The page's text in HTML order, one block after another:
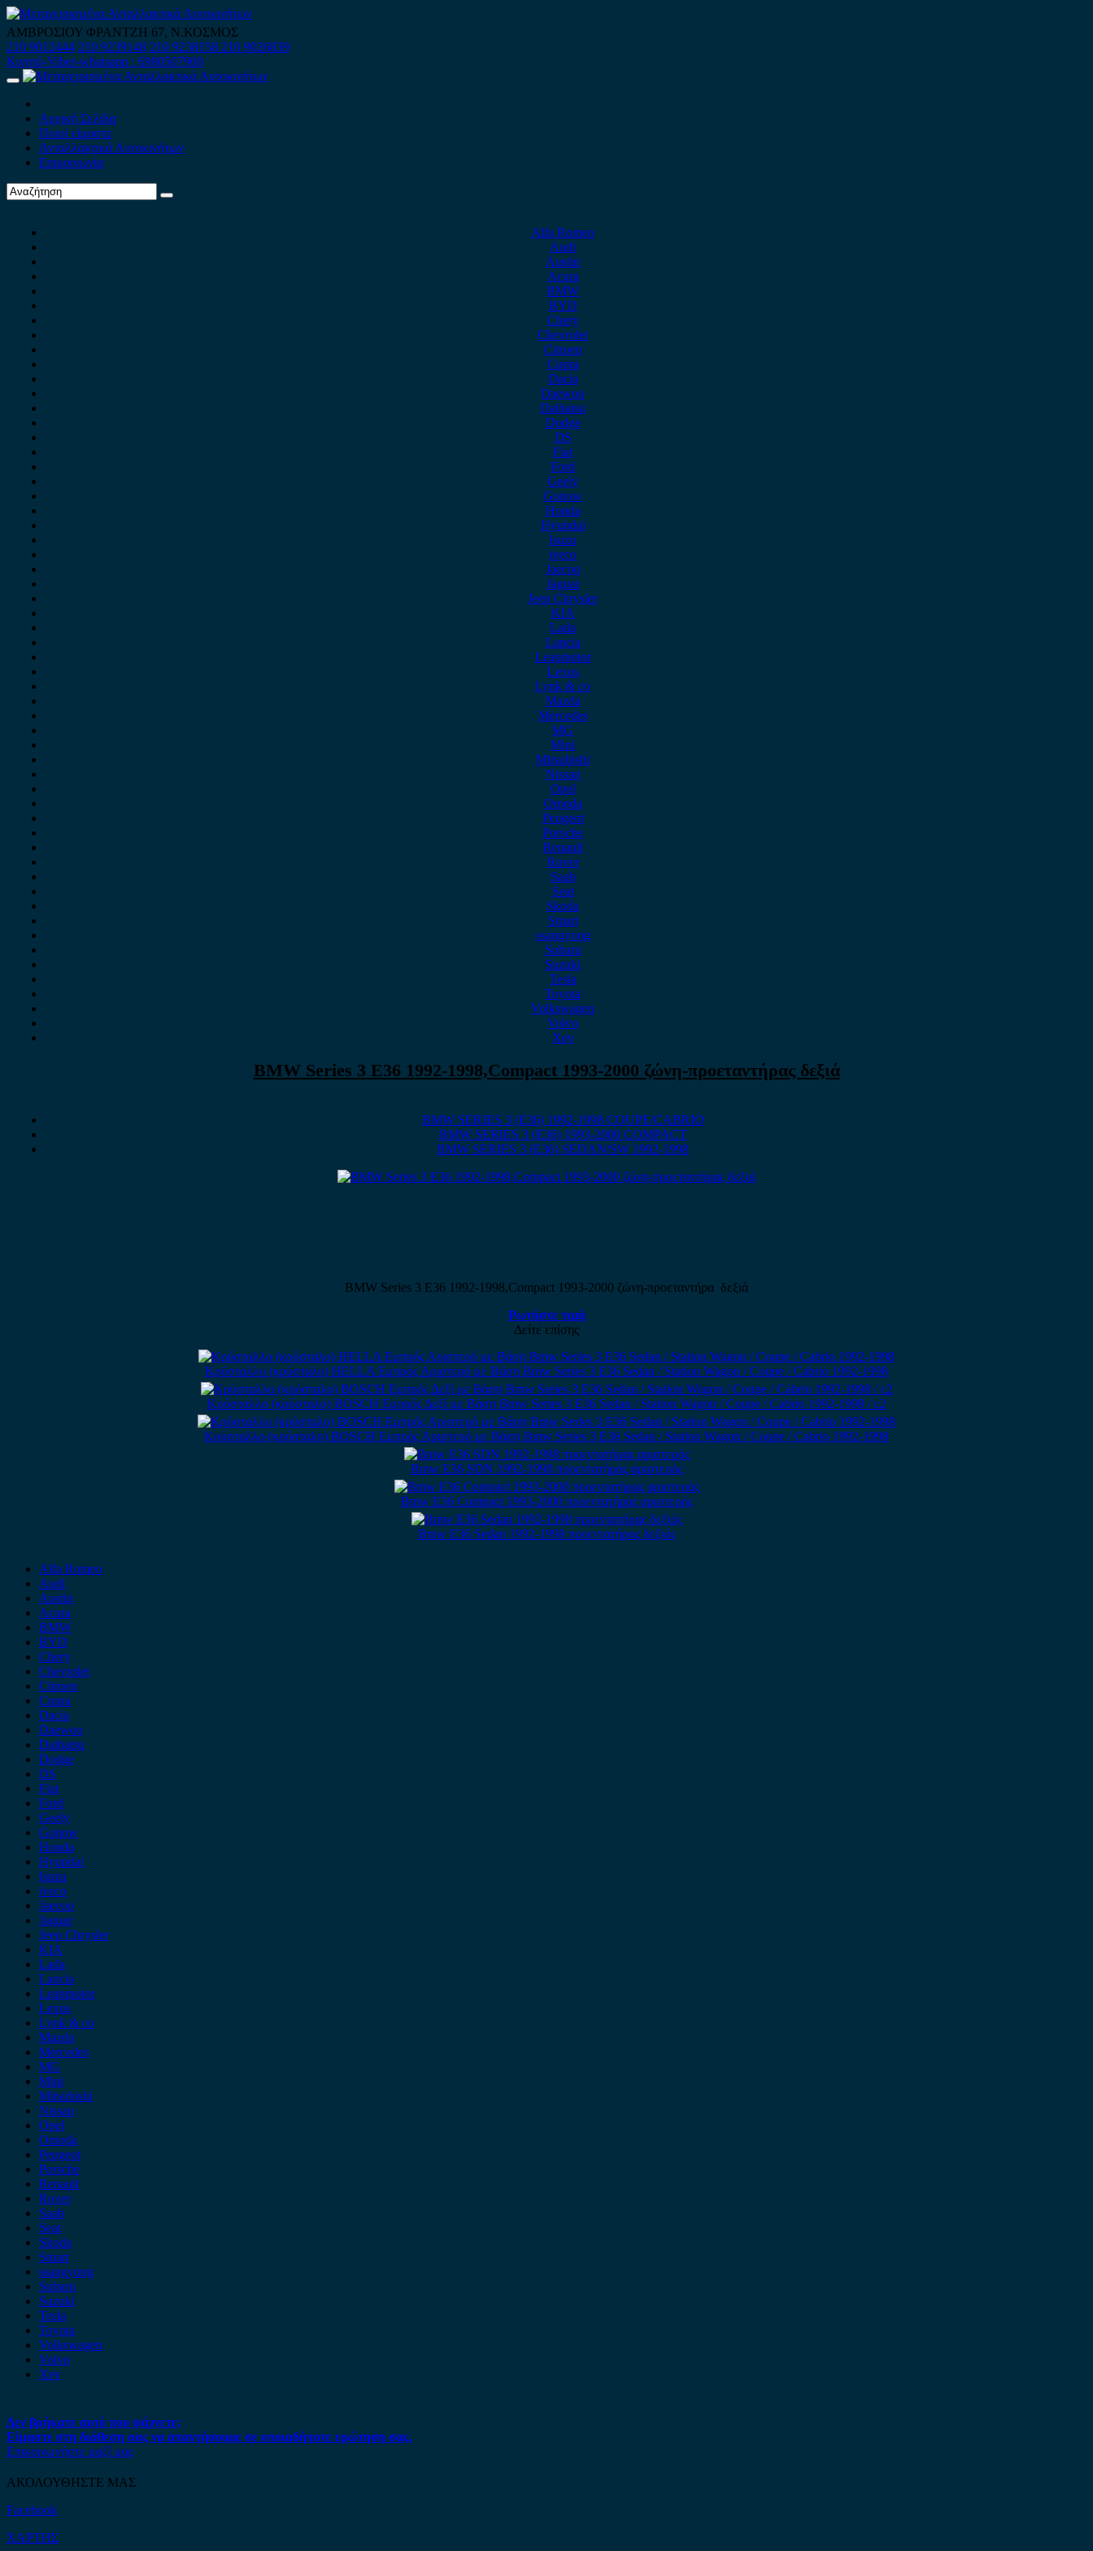
Skip
to
content
ΑΜΒΡΟΣΙΟΥ ΦΡΑΝΤΖΗ 67, Ν.ΚΟΣΜΟΣ
210 9012444 210 9239148 210 9238158 210 9026839
Κινητό-Viber-whatsapp : 6980507900
Primary
Αρχική Σελίδα
Ποιοί είμαστε
Ανταλλακτικά Αυτοκινήτων
Επικοινωνία
Alfa Romeo
Audi
Austin
Acura
BMW
BYD
Chery
Chevrolet
Citroen
Cupra
Dacia
Daewoo
Daihatsu
Dodge
DS
Fiat
Ford
Geely
Gonow
Honda
Hyundai
Isuzu
iveco
Jaecoo
Jaguar
Jeep Chrysler
KIA
Lada
Lancia
Leapmotor
Lexus
Lynk & co
Mazda
Mercedes
MG
Mini
Mitsubishi
Nissan
Opel
Omoda
Peugeot
Porsche
Renault
Rover
Saab
Seat
Skoda
Smart
ssangyong
Subaru
Suzuki
Tesla
Toyota
Volkswagen
Volvo
Xev
BMW Series 3 E36 1992-1998,Compact 1993-2000 ζώνη-προεταντήρας δεξιά
BMW SERIES 3 (E36) 1992-1998 COUPE/CABRIO
BMW SERIES 3 (E36) 1993-2000 COMPACT
BMW SERIES 3 (E36) SEDAN/SW 1992-1998
BMW Series 3 E36 1992-1998,Compact 1993-2000 ζώνη-προεταντήρα δεξιά
Ρωτήστε τιμή
Δείτε επίσης
Κρύσταλλο (κρύσταλο) HELLA Εμπρός Αριστερό με Βάση Bmw Series 3 E36 Sedan / Station Wagon / Coupe / Cabrio 1992-1998
Κρύσταλλο (κρύσταλο) BOSCH Εμπρός Δεξί με Βάση Bmw Series 3 E36 Sedan / Station Wagon / Coupe / Cabrio 1992-1998 / c2
Κρύσταλλο (κρύσταλο) BOSCH Εμπρός Αριστερό με Βάση Bmw Series 3 E36 Sedan / Station Wagon / Coupe / Cabrio 1992-1998
Bmw E36 SDN 1992-1998 προεντατήρας αριστερός
Bmw E36 Compact 1993-2000 προεντατήρας αριστερός
Bmw E36 Sedan 1992-1998 προεντατήρας δεξιός
Alfa Romeo
Audi
Austin
Acura
BMW
BYD
Chery
Chevrolet
Citroen
Cupra
Dacia
Daewoo
Daihatsu
Dodge
DS
Fiat
Ford
Geely
Gonow
Honda
Hyundai
Isuzu
iveco
Jaecoo
Jaguar
Jeep Chrysler
KIA
Lada
Lancia
Leapmotor
Lexus
Lynk & co
Mazda
Mercedes
MG
Mini
Mitsubishi
Nissan
Opel
Omoda
Peugeot
Porsche
Renault
Rover
Saab
Seat
Skoda
Smart
ssangyong
Subaru
Suzuki
Tesla
Toyota
Volkswagen
Volvo
Xev
Δεν βρήκατε αυτό που ψάχνετε;
Είμαστε στη διάθεση σας να απαντήσουμε σε οποιαδήποτε ερώτηση σας.
Επικοινωνήστε μαζί μας
ΑΚΟΛΟΥΘΗΣΤΕ ΜΑΣ
Facebook
ΧΑΡΤΗΣ